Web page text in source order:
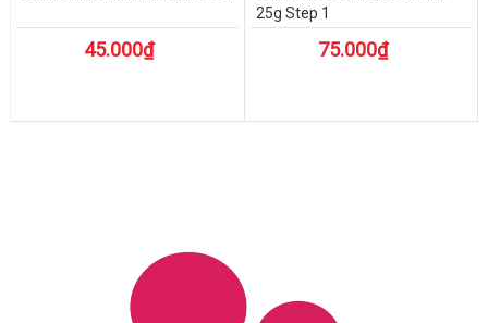
45.000₫
25g Step 1
75.000₫